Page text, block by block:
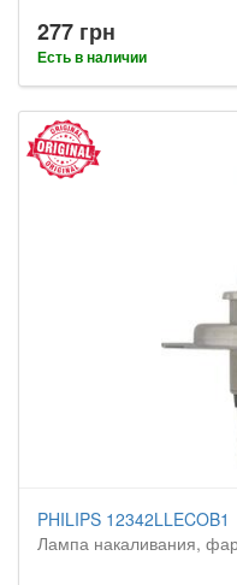
277 грн
Есть в наличии
PHILIPS 12342LLECOB1
Лампа накаливания,